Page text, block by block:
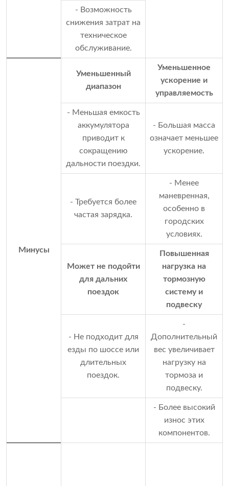
- Возможность
снижения затрат на
техническое
обслуживание.
Минусы
Уменьшенный
диапазон
Уменьшенное
ускорение и
управляемость
- Меньшая емкость
аккумулятора
приводит к
сокращению
дальности поездки.
- Большая масса
означает меньшее
ускорение.
- Требуется более
частая зарядка.
- Менее
маневренная,
особенно в
городских
условиях.
Может не подойти
для дальних
поездок
Повышенная
нагрузка на
тормозную
систему и
подвеску
- Не подходит для
езды по шоссе или
длительных
поездок.
-
Дополнительный
вес увеличивает
нагрузку на
тормоза и
подвеску.
- Более высокий
износ этих
компонентов.